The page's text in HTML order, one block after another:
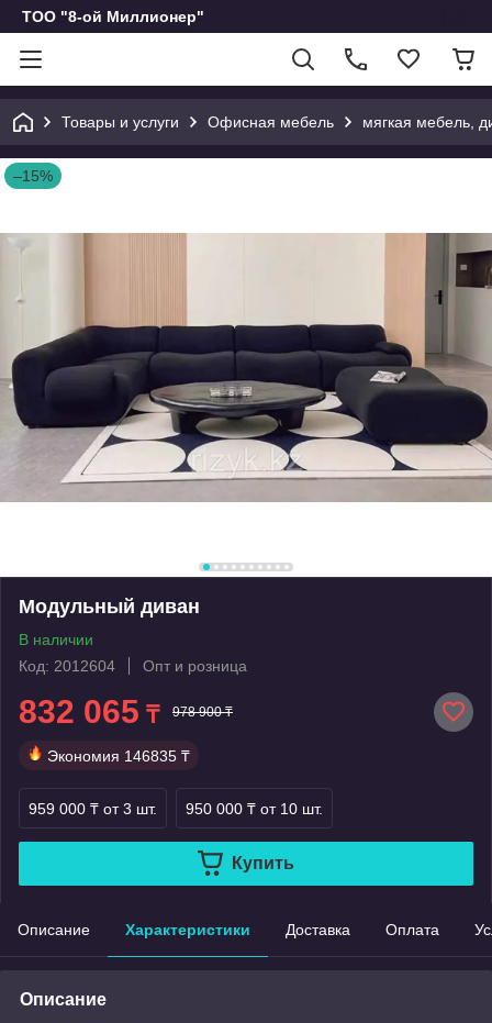
ТОО "8-ой Миллионер"
Товары и услуги Офисная мебель мягкая мебель,
–15%
Модульный диван
В наличии
Код: 2012604
Опт и розница
832 065 ₸ 978 900 ₸
Экономия 146835 ₸
959 000 ₸ от 3 шт. 950 000 ₸ от 10 шт.
Купить
Описание Характеристики Доставка Оплата
Описание